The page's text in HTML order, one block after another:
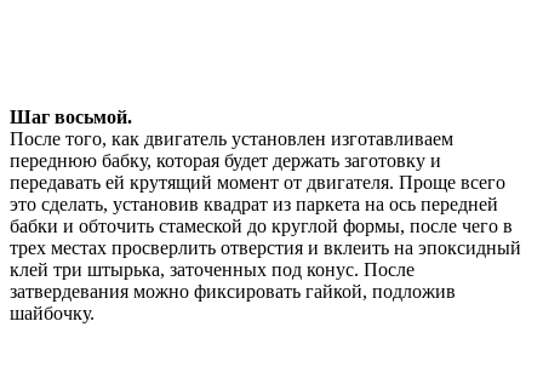
Шаг восьмой.
После того, как двигатель установлен изготавливаем
переднюю бабку, которая будет держать заготовку и
передавать ей крутящий момент от двигателя. Проще всего
это сделать, установив квадрат из паркета на ось передней
бабки и обточить стамеской до круглой формы, после чего в
трех местах просверлить отверстия и вклеить на эпоксидный
клей три штырька, заточенных под конус. После
затвердевания можно фиксировать гайкой, подложив
шайбочку.